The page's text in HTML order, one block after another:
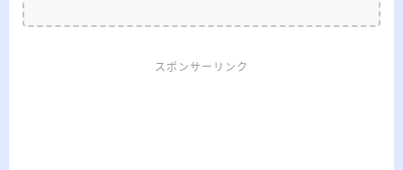
スポンサーリンク